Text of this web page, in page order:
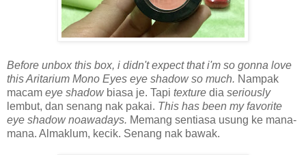
Before unbox this box, i didn't expect that i'm so gonna love
this Aritarium Mono Eyes eye shadow so much. Nampak
macam eye shadowbiasa je. Tapi texture dia seriously
lembut, dan senang nak pakai. This has been my favorite
eye shadow noawadays. Memang sentiasa usung ke mana-
mana. Almaklum, kecik. Senang nak bawak.